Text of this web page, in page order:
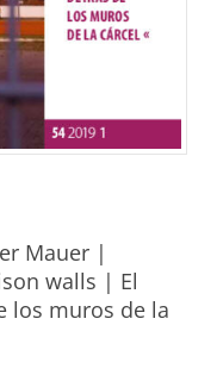
Mauer |
walls | El
los muros de la